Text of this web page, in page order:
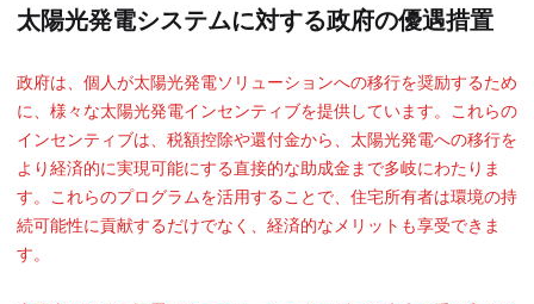
太陽光発電システムに対する政府の優遇措置
政府は、個人が太陽光発電ソリューションへの移行を奨励するため
に、様々な太陽光発電インセンティブを提供しています。これらの
インセンティブは、税額控除や還付金から、太陽光発電への移行を
より経済的に実現可能にする直接的な助成金まで多岐にわたりま
す。これらのプログラムを活用することで、住宅所有者は環境の持
続可能性に貢献するだけでなく、経済的なメリットも享受できま
す。